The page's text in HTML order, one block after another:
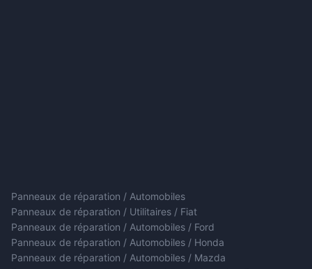
Panneaux de réparation / Automobiles
Panneaux de réparation / Utilitaires / Fiat
Panneaux de réparation / Automobiles / Ford
Panneaux de réparation / Automobiles / Honda
Panneaux de réparation / Automobiles / Mazda